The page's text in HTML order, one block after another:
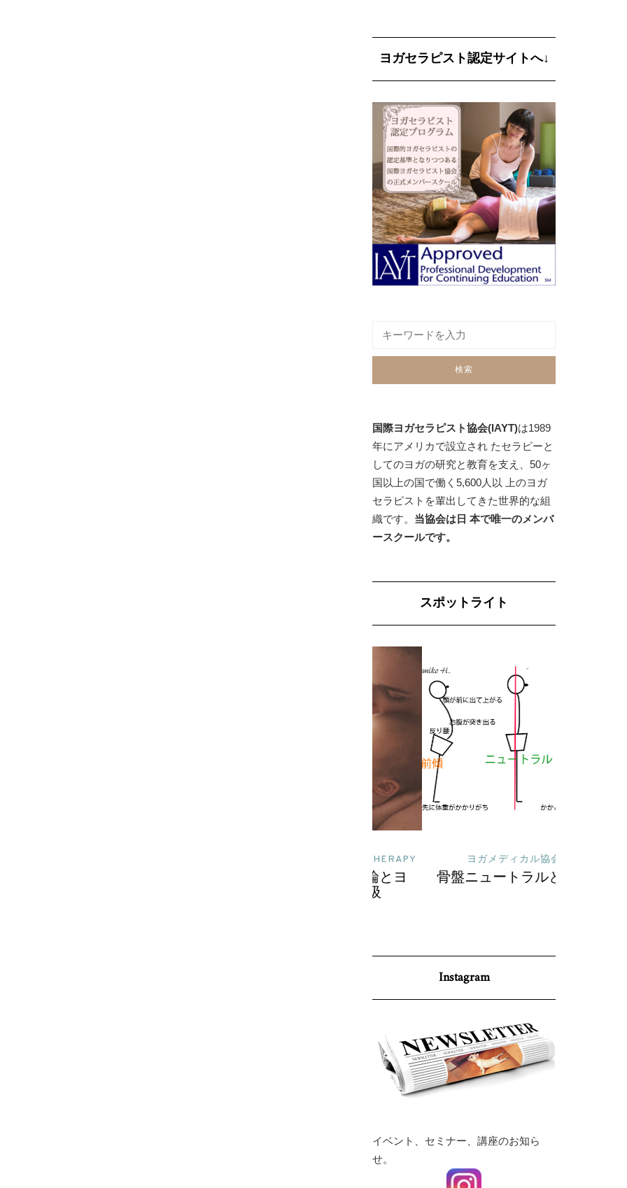
ヨガセラピスト認定サイトへ↓
国際ヨガセラピスト協会(IAYT)は1989
年にアメリカで設立され たセラピーと
してのヨガの研究と教育を支え、50ヶ
国以上の国で働く5,600人以 上のヨガ
セラピストを輩出してきた世界的な組
織です。 当協会は日 本で唯一のメンバ
ースクールです。
スポットライト
ヨガメディカル協会
骨盤ニュートラルとヨガ
Instagram
イベント、セミナー、講座のお知ら
せ。